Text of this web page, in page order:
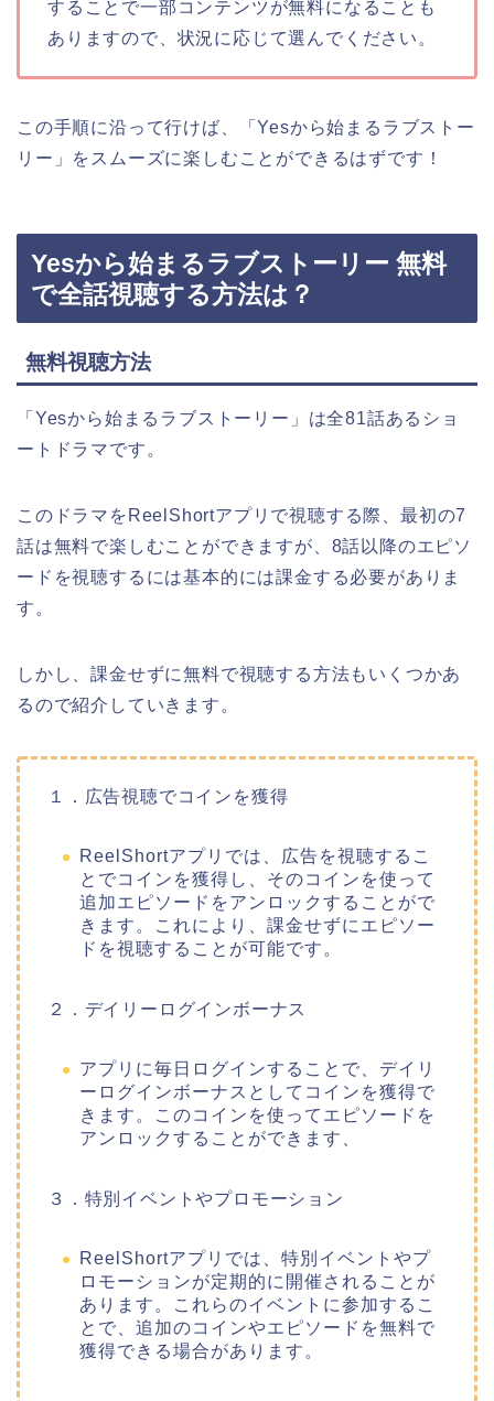
することで一部コンテンツが無料になることも
ありますので、状況に応じて選んでください。
この手順に沿って行けば、
「Yesから始まるラブストー
リー」 をスムーズに楽しむことができるはずです！
Yesから始まるラブストーリー 無料
で全話視聴する方法は？
無料視聴方法
「Yesから始まるラブストーリー」 は全81話あるショ
ートドラマです。
このドラマをReelShortアプリで視聴する際、最初の7
話は無料で楽しむことができますが、8話以降のエピソ
ードを視聴するには基本的には課金する必要がありま
す。
しかし、課金せずに無料で視聴する方法もいくつかあ
るので紹介していきます。
１．広告視聴でコインを獲得
ReelShortアプリでは、広告を視聴するこ
とでコインを獲得し、そのコインを使って
追加エピソードをアンロックすることがで
きます。これにより、課金せずにエピソー
ドを視聴することが可能です。
２．デイリーログインボーナス
アプリに毎日ログインすることで、デイリ
ーログインボーナスとしてコインを獲得で
きます。このコインを使ってエピソードを
アンロックすることができます、
３．特別イベントやプロモーション
ReelShortアプリでは、特別イベントやプ
ロモーションが定期的に開催されることが
あります。これらのイベントに参加するこ
とで、追加のコインやエピソードを無料で
獲得できる場合があります。